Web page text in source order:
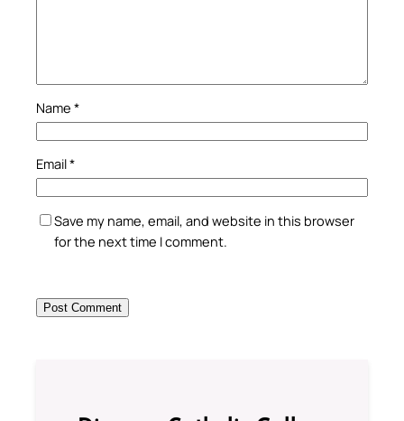
Name *
Email*
Save my name, email, and website in this browser
for the next time I comment.